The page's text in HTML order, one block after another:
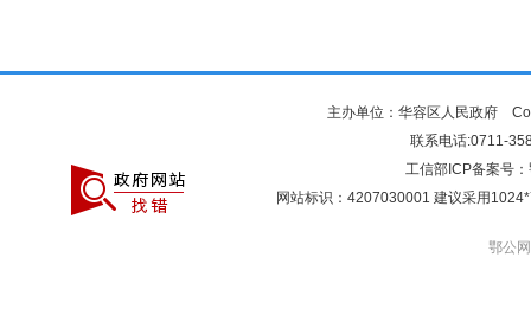
主办单位：华容区人民政府
联系电话:0711-
工信部ICP备案号：
网站标识：4207030001 建议采用
鄂公